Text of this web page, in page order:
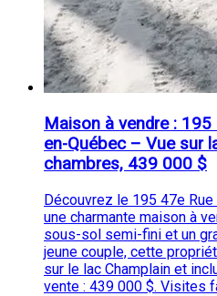
Maison à vendre :
en-Québec – Vue sur
chambres, 439 000 $
Découvrez le 195 47e
une charmante maison à
sous-sol semi-fini et un
jeune couple, cette
sur le lac Champlain et
vente : 439 000 $. Visites